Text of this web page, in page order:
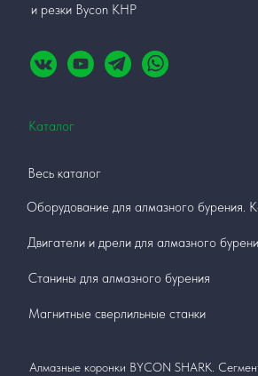
и резки Bycon КНР
Каталог
Весь каталог
Оборудование для алмазного бурения.
Двигатели и дрели для алмазного
Станины для алмазного бурения
Алмазные коронки BYCON SHARK.
Магнитные сверлильные станки